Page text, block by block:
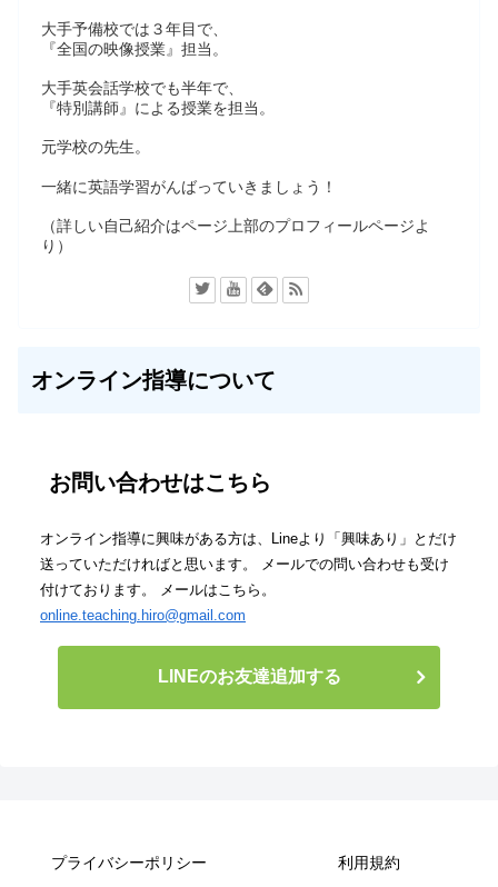
大手予備校では３年目で、
『全国の映像授業』担当。
大手英会話学校でも半年で、
『特別講師』による授業を担当。
元学校の先生。
一緒に英語学習がんばっていきましょう！
（詳しい自己紹介はページ上部のプロフィールページよ
り）
オンライン指導について
お問い合わせはこちら
オンライン指導に興味がある方は、Lineより「興味あり」とだけ
送っていただければと思います。 メールでの問い合わせも受け
付けております。 メールはこちら。
online.teaching.hiro@gmail.com
LINEのお友達追加する
プライバシーポリシー
利用規約